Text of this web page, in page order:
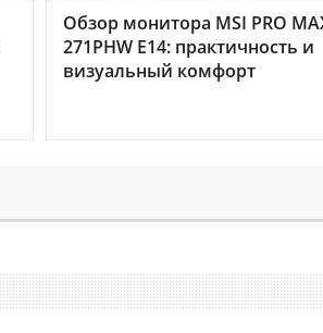
Обзор монитора MSI PRO
271PHW E14: практичность и
визуальный комфорт